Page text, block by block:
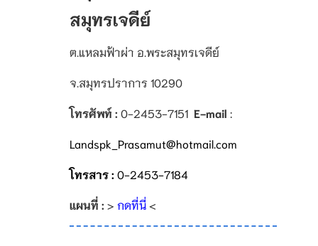
สมุทรเจดีย์
ต.แหลมฟ้าผ่า อ.พระสมุทรเจดีย์
จ.สมุทรปราการ 10290
โทรศัพท์ : 0-2453-7151 E-mail :
Landspk_Prasamut@hotmail.com
โทรสาร : 0-2453-7184
แผนที่ : > กดที่นี่<